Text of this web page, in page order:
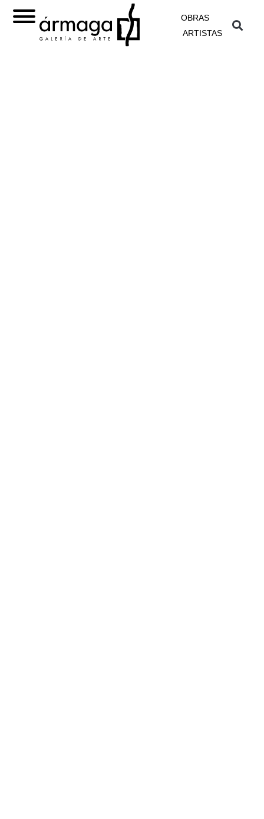
OBRAS
ARTISTAS